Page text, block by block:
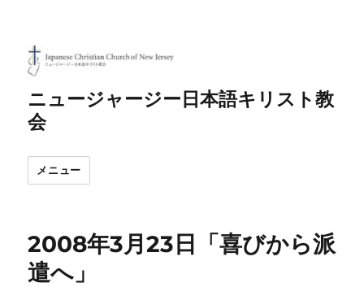
ニュージャージー日本語キリスト教
会
メニュー
2008年3月23日「喜びから派
遣へ」